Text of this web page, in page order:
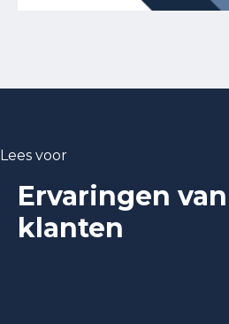
Lees voor
Ervaringen
klanten